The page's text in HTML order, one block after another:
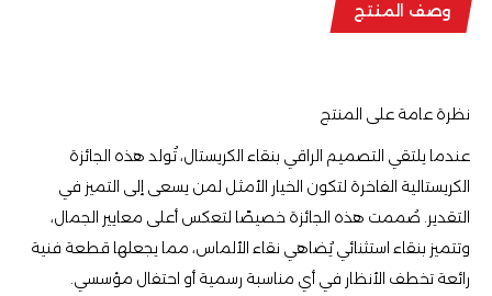
وصف المنتج
نظرة عامة على المنتج
عندما يلتقي التصميم الراقي بنقاء الكريستال، تُولد هذه الجائزة
الكريستالية الفاخرة لتكون الخيار الأمثل لمن يسعى إلى التميز في
التقدير. صُممت هذه الجائزة خصيصًا لتعكس أعلى معايير الجمال،
وتتميز بنقاء استثنائي يُضاهي نقاء الألماس، مما يجعلها قطعة فنية
رائعة تخطف الأنظار في أي مناسبة رسمية أو احتفال مؤسسي.